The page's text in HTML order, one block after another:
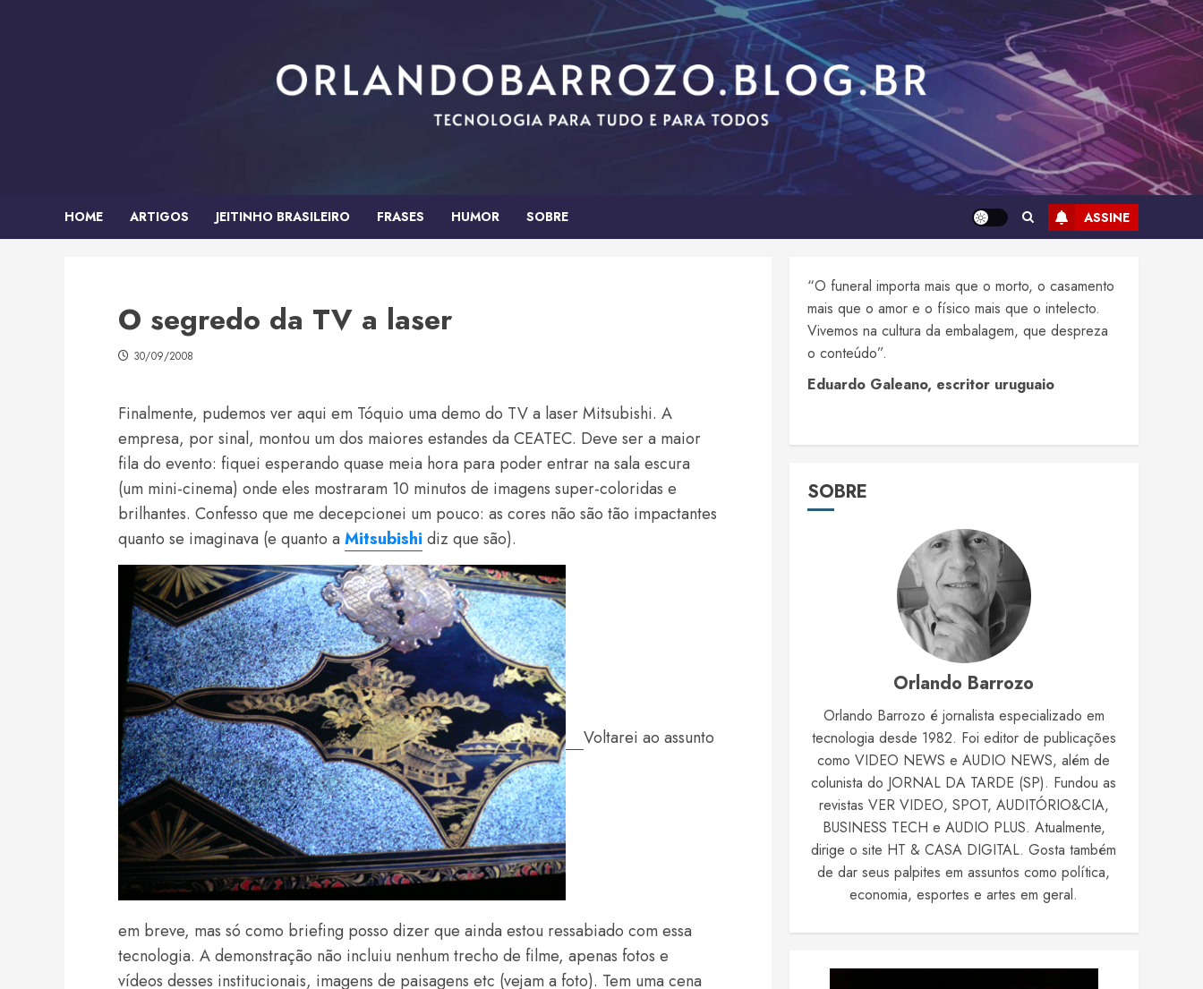
HOME ARTIGOS JEITINHO BRASILEIRO FRASES HUMOR SOBRE ASSINE
O segredo da TV a laser
30/09/2008
Finalmente, pudemos ver aqui em Tóquio uma demo do TV a laser Mitsubishi. A
empresa, por sinal, montou um dos maiores estandes da CEATEC. Deve ser a maior
fila do evento: fiquei esperando quase meia hora para poder entrar na sala escura
(um mini-cinema) onde eles mostraram 10 minutos de imagens super-coloridas e
brilhantes. Confesso que me decepcionei um pouco: as cores não são tão impactantes
quanto se imaginava (e quanto a Mitsubishi diz que são).
Voltarei ao assunto
em breve, mas só como briefing posso dizer que ainda estou ressabiado com essa
tecnologia. A demonstração não incluiu nenhum trecho de filme, apenas fotos e
vídeos desses institucionais, imagens de paisagens etc (vejam a foto). Tem uma cena
“O funeral importa mais que o morto, o casamento
mais que o amor e o físico mais que o intelecto.
Vivemos na cultura da embalagem, que despreza
o conteúdo”.
Eduardo Galeano, escritor uruguaio
SOBRE
Orlando Barrozo
Orlando Barrozo é jornalista especializado em
tecnologia desde 1982. Foi editor de publicações
como VIDEO NEWS e AUDIO NEWS, além de
colunista do JORNAL DA TARDE (SP). Fundou as
revistas VER VIDEO, SPOT, AUDITÓRIO&CIA,
BUSINESS TECH e AUDIO PLUS. Atualmente,
dirige o site HT & CASA DIGITAL. Gosta também
de dar seus palpites em assuntos como política,
economia, esportes e artes em geral.